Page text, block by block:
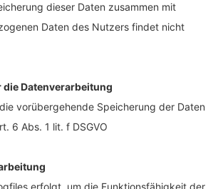
dieser Daten zusammen mit
Daten des Nutzers findet nicht
Datenverarbeitung
vorübergehende Speicherung der Daten
6 Abs. 1 lit. f DSGVO